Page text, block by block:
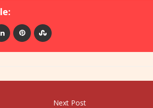
Next Post